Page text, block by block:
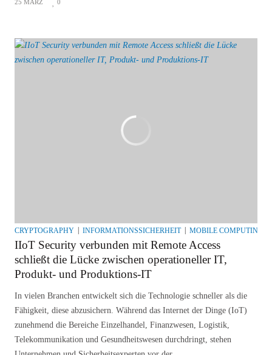
25 MÄRZ 0
CRYPTOGRAPHY INFORMATIONSSICHERHEIT MOBILE COMPUTING
IIoT Security verbunden mit Remote Access
schließt die Lücke zwischen operationeller IT,
Produkt- und Produktions-IT
In vielen Branchen entwickelt sich die Technologie schneller als die
Fähigkeit, diese abzusichern. Während das Internet der Dinge (IoT)
zunehmend die Bereiche Einzelhandel, Finanzwesen, Logistik,
Telekommunikation und Gesundheitswesen durchdringt, stehen